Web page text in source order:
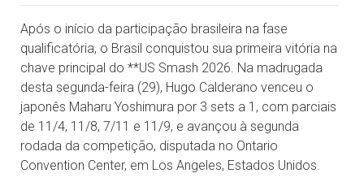
Após o início da participação brasileira na fase
qualificatória, o Brasil conquistou sua primeira vitória na
chave principal do **US Smash 2026. Na madrugada
desta segunda-feira (29), Hugo Calderano venceu o
japonês Maharu Yoshimura por 3 sets a 1, com parciais
de 11/4, 11/8, 7/11 e 11/9, e avançou à segunda
rodada da competição, disputada no Ontario
Convention Center, em Los Angeles, Estados Unidos.